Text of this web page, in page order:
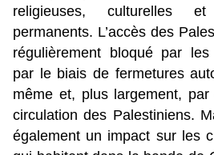
religieuses, culturelles
permanents. L’accès des
régulièrement bloqué par
par le biais de fermetures
même et, plus largement,
circulation des Palestiniens.
également un impact sur les